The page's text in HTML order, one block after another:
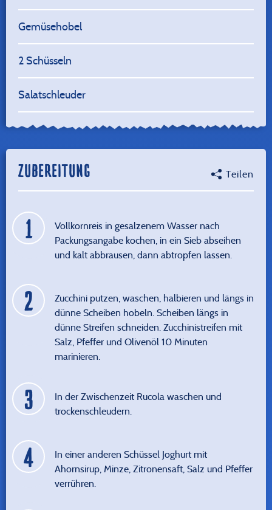
Gemüsehobel
2 Schüsseln
Salatschleuder
ZUBEREITUNG Teilen
Vollkornreis in gesalzenem Wasser nach
Packungsangabe kochen, in ein Sieb abseihen
und kalt abbrausen, dann abtropfen lassen.
Zucchini putzen, waschen, halbieren und längs in
dünne Scheiben hobeln. Scheiben längs in
dünne Streifen schneiden. Zucchinistreifen mit
Salz, Pfeffer und Olivenöl 10 Minuten
marinieren.
In der Zwischenzeit Rucola waschen und
trockenschleudern.
In einer anderen Schüssel Joghurt mit
Ahornsirup, Minze, Zitronensaft, Salz und Pfeffer
verrühren.